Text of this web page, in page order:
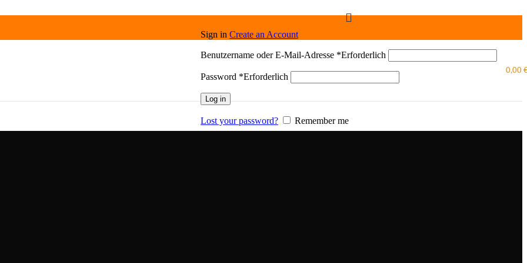
Sign in Create an Account
Benutzername oder E-Mail-Adresse *Erforderlich
Password *Erforderlich
Log in
Lost your password? Remember me
0,00